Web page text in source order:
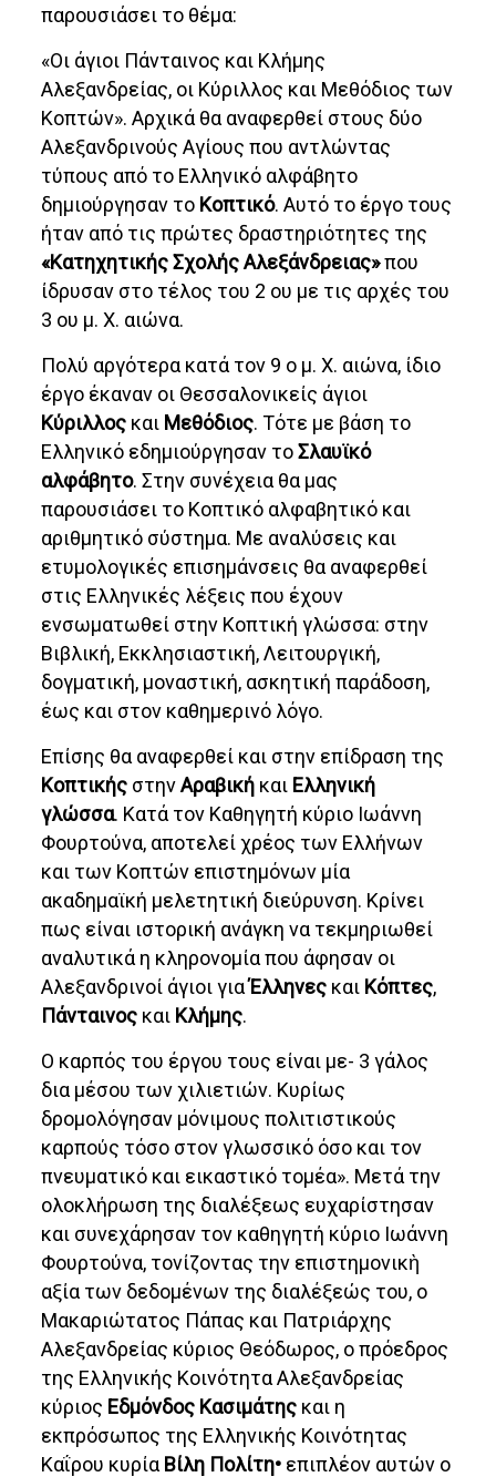
παρουσιάσει το θέμα:
«Οι άγιοι Πάνταινος και Κλήμης
Αλεξανδρείας, οι Κύριλλος και Μεθόδιος των
Κοπτών». Αρχικά θα αναφερθεί στους δύο
Αλεξανδρινούς Αγίους που αντλώντας
τύπους από το Ελληνικό αλφάβητο
δημιούργησαν το Κοπτικό. Αυτό το έργο τους
ήταν από τις πρώτες δραστηριότητες της
«Κατηχητικής Σχολής Αλεξάνδρειας»που
ίδρυσαν στο τέλος του 2 ου με τις αρχές του
3 ου μ. Χ. αιώνα.
Πολύ αργότερα κατά τον 9 ο μ. Χ. αιώνα, ίδιο
έργο έκαναν οι Θεσσαλονικείς άγιοι
Κύριλλος και Μεθόδιος. Τότε με βάση το
Ελληνικό εδημιούργησαν τοΣλαυϊκό
αλφάβητο. Στην συνέχεια θα μας
παρουσιάσει το Κοπτικό αλφαβητικό και
αριθμητικό σύστημα. Με αναλύσεις και
ετυμολογικές επισημάνσεις θα αναφερθεί
στις Ελληνικές λέξεις που έχουν
ενσωματωθεί στην Κοπτική γλώσσα: στην
Βιβλική, Εκκλησιαστική, Λειτουργική,
δογματική, μοναστική, ασκητική παράδοση,
έως και στον καθημερινό λόγο.
Επίσης θα αναφερθεί και στην επίδραση της
Κοπτικής στηνΑραβική και Ελληνική
γλώσσα. Κατά τον Καθηγητή κύριο Ιωάννη
Φουρτούνα, αποτελεί χρέος των Ελλήνων
και των Κοπτών επιστημόνων μία
ακαδημαϊκή μελετητική διεύρυνση. Κρίνει
πως είναι ιστορική ανάγκη να τεκμηριωθεί
αναλυτικά η κληρονομία που άφησαν οι
Αλεξανδρινοί άγιοι γιαΈλληνες και Κόπτες,
Πάνταινος και Κλήμης.
Ο καρπός του έργου τους είναι με- 3 γάλος
δια μέσου των χιλιετιών. Κυρίως
δρομολόγησαν μόνιμους πολιτιστικούς
καρπούς τόσο στον γλωσσικό όσο και τον
πνευματικό και εικαστικό τομέα». Μετά την
ολοκλήρωση της διαλέξεως ευχαρίστησαν
και συνεχάρησαν τον καθηγητή κύριο Ιωάννη
Φουρτούνα, τονίζοντας την επιστημονικὴ
αξία των δεδομένων της διαλέξεώς του, ο
Μακαριώτατος Πάπας και Πατριάρχης
Αλεξανδρείας κύριος Θεόδωρος, ο πρόεδρος
της Ελληνικής Κοινότητα Αλεξανδρείας
κύριος Εδμόνδος Κασιμάτης και η
εκπρόσωπος της Ελληνικής Κοινότητας
Καΐρου κυρία Βίλη Πολίτη• επιπλέον αυτών ο